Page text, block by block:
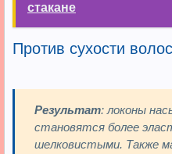
стакане
Против сухости волос
Результат: локоны
становятся более
шелковистыми. Также